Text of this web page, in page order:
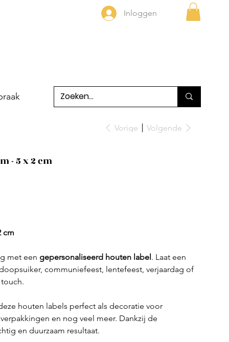
Inloggen
Vorige Volgende
- 5 x 2 cm
cm
met een gepersonaliseerd houten label . Laat een
communiefeest, lentefeest, verjaardag of
houten labels perfect als decoratie voor
en nog veel meer. Dankzij de
en duurzaam resultaat.